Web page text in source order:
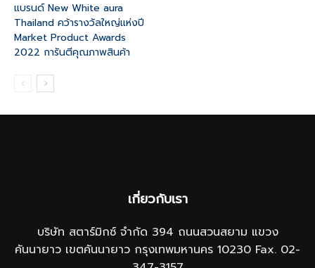
แบรนด์ New White aura
Thailand คว้ารางวัลใหญ่แห่งปี
Market Product Awards
2022 การันตีคุณภาพสินค้า
เกี่ยวกับเรา
บริษัท สตาร์มิกซ์ จำกัด 394 ถนนสวนสยาม แขวง
คันนายาว เขตคันนายาว กรุงเทพมหานคร 10230 Fax. 02-